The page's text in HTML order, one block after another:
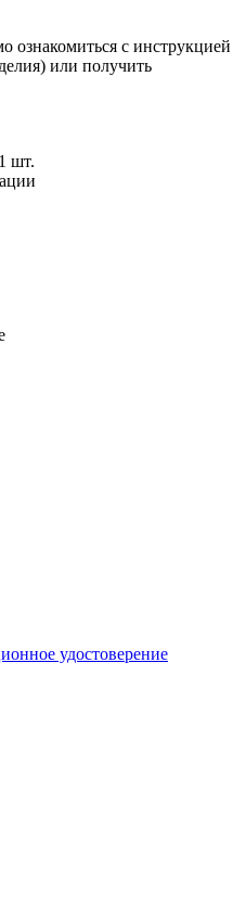
ознакомиться с инструкцией
или получить
шт.
удостоверение